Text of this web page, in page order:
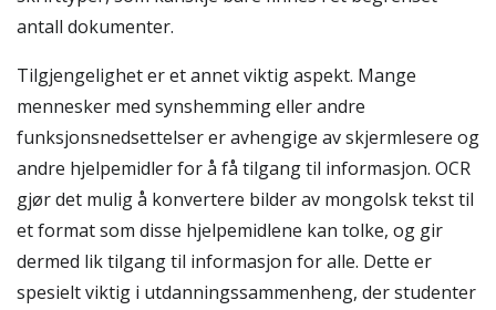
antall dokumenter.
Tilgjengelighet er et annet viktig aspekt. Mange
mennesker med synshemming eller andre
funksjonsnedsettelser er avhengige av skjermlesere og
andre hjelpemidler for å få tilgang til informasjon. OCR
gjør det mulig å konvertere bilder av mongolsk tekst til
et format som disse hjelpemidlene kan tolke, og gir
dermed lik tilgang til informasjon for alle. Dette er
spesielt viktig i utdanningssammenheng, der studenter